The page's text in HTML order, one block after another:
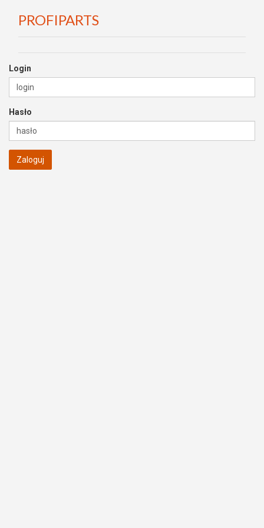
PROFIPARTS
Login
Hasło
Zaloguj